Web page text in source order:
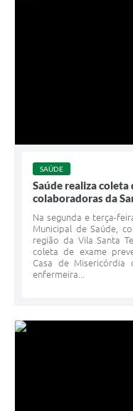
SAÚDE
Saúde realiza
colaboradoras da
Na segunda e terça-
Municipal de Saúde,
região da Vila Santa
coleta de exame
Casa de Misericórdia
enfermeira...